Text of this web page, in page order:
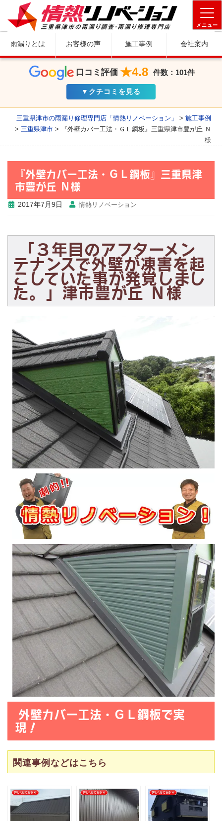
メニュー
雨漏りとは お客様の声 施工事例 会社案内
口コミ評価 ★4.8 件数：101件
▼クチコミを見る
三重県津市の雨漏り修理専門店「情熱リノベーション」 > 施工事例
> 三重県津市>
『外壁カバー工法・ＧＬ鋼板』三重県津市豊が丘 Ｎ
様
『外壁カバー工法・ＧＬ鋼板』三重県津
市豊が丘 Ｎ様
2017年7月9日 情熱リノベーション
「３年目のアフターメン
テナンスで外壁が凍害を起
こしていた事が発覚しまし
た。」津市豊が丘 Ｎ様
外壁カバー工法・ＧＬ鋼板で実
現！
関連事例などはこちら